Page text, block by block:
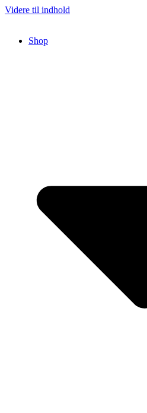
Videre til indhold
Shop